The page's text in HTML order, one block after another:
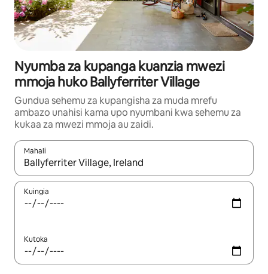
Nyumba za kupanga kuanzia mwezi
mmoja huko Ballyferriter Village
Gundua sehemu za kupangisha za muda mrefu
ambazo unahisi kama upo nyumbani kwa sehemu za
kukaa za mwezi mmoja au zaidi.
Mahali
Wakati matokeo yanapatikana, vinjari kwa kutumia vitufe vya
Kuingia
Kutoka